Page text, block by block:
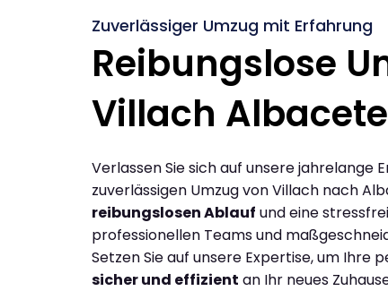
Zuverlässiger Umzug mit Erfahrung
Reibungslose
Villach Albacete
Verlassen Sie sich auf unsere jahrelange
zuverlässigen Umzug von Villach nach
reibungslosen Ablauf und eine
professionellen Teams und
Setzen Sie auf unsere Expertise, um Ihre
sicher und effizient an Ihr neues